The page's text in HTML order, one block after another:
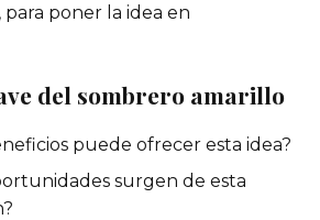
poner la idea en
del sombrero amarillo
puede ofrecer esta idea?
surgen de esta